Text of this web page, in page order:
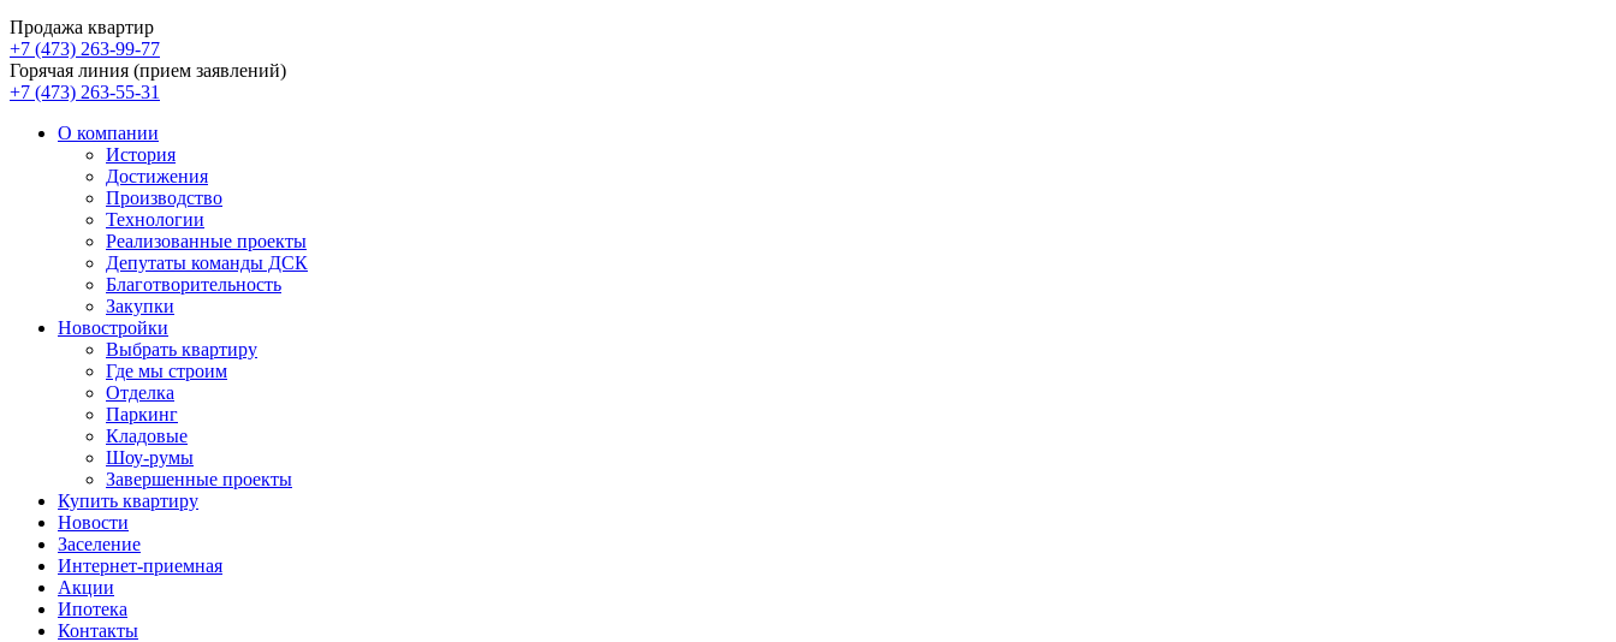
Продажа квартир
+7 (473) 263-99-77
Горячая линия (прием заявлений)
+7 (473) 263-55-31
О компании
История
Достижения
Производство
Технологии
Реализованные проекты
Депутаты команды ДСК
Благотворительность
Закупки
Новостройки
Выбрать квартиру
Где мы строим
Отделка
Паркинг
Кладовые
Шоу-румы
Завершенные проекты
Купить квартиру
Новости
Заселение
Интернет-приемная
Акции
Ипотека
Контакты